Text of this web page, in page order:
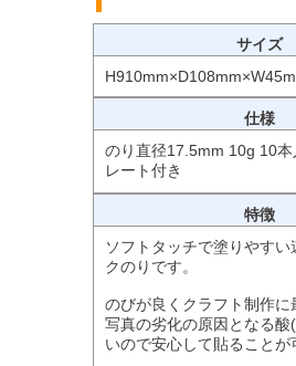
サイズ
仕様
のり直径17.5mm 10g 10
レート付き
特徴
ソフトタッチで塗りやすい
クのりです。
のびが良くクラフト制作に
写真の劣化の原因となる酸
いので安心して貼ることが